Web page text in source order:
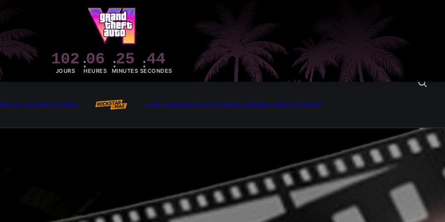
102
JOURS
06
HEURES
25
MINUTES
42
SECONDES
LES JEUXLES STUDIOS LABEL MUSCIALCOLLECTIONQUI SOMMES-NOUS ?CONTACT